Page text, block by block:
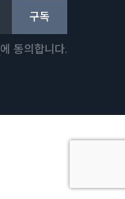
구독
에 동의합니다.